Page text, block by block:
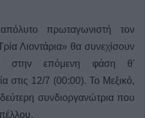
πρωταγωνιστή τον
Λιοντάρια» θα συνεχίσουν
στην επόμενη φάση θ'
στις 12/7 (00:00). Το Μεξικό,
συνδιοργανώτρια που